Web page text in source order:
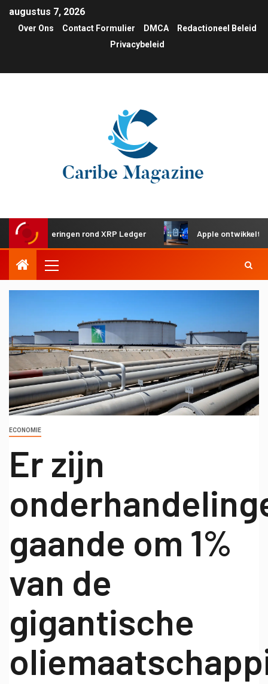
augustus 7, 2026
Over Ons Contact Formulier DMCA
Redactioneel Beleid
Privacybeleid
rond XRP Ledger Apple ontwikkelt gedeeld
ECONOMIE
Er zijn
gaande om 1%
van de
gigantische